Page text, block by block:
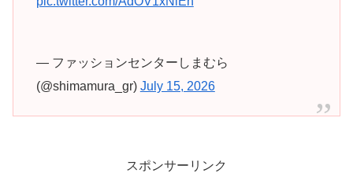
— ファッションセンターしまむら
(@shimamura_gr) July 15, 2026
スポンサーリンク